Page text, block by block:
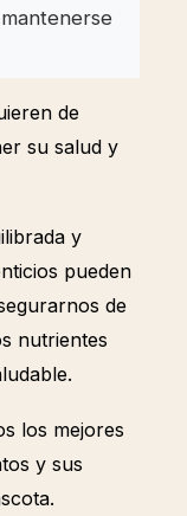
de
su salud y
y
pueden
de
nutrientes
los mejores
y sus